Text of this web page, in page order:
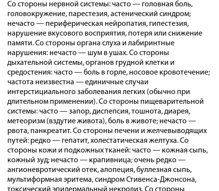
Со стороны нервной системы: часто — головная боль,
головокружение, парестезия, астенический синдром;
нечасто — периферическая нейропатия, гипестезия,
нарушение вкусового восприятия, потеря или снижение
памяти. Со стороны органа слуха и лабиринтные
нарушения: нечасто — шум в ушах. Со стороны
дыхательной системы, органов грудной клетки и
средостения: часто — боль в горле, носовое кровотечение;
частота неизвестна — единичные случаи
интерстициального заболевания легких (обычно при
длительном применении). Со стороны пищеварительной
системы: часто — запор, диспепсия, тошнота, диарея,
метеоризм (вздутие живота), боль в животе; нечасто —
рвота, панкреатит. Со стороны печени и желчевыводящих
путей: редко — гепатит, холестатическая желтуха. Со
стороны кожи и подкожных тканей: часто — кожная сыпь,
кожный зуд; нечасто — крапивница; очень редко —
ангионевротический отек, алопеция, буллезная сыпь,
мультиформная эритема, синдром Стивенса-Джонсона,